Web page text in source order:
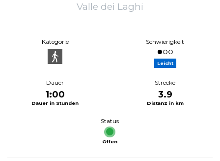
Valle dei Laghi
Kategorie Schwierigkeit
Leicht
Dauer
1:00
Dauer in Stunden
Strecke
3.9
Distanz in km
Status
Offen